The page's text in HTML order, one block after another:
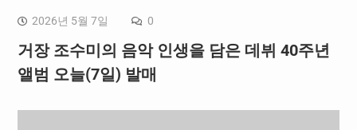
2026년 5월 7일 0
거장 조수미의 음악 인생을 담은 데뷔 40주년
앨범 오늘(7일) 발매